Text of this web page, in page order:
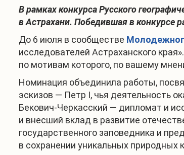
В рамках конкурса Русского
в Астрахани. Победившая в конкурсе
До 6 июля в сообществе
исследователей Астраханского
по мотивам которого, по вашему
Номинация объединила работы,
эскизов — Петр I, чья деятельность
Бекович-Черкасский — дипломат и
и внесший вклад в развитие
государственного заповедника и
в сохранении уникальных природных